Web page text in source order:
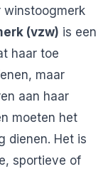
winstoogmerk
(vzw) is een
haar toe
maar
aan haar
moeten het
dienen. Het is
sportieve of